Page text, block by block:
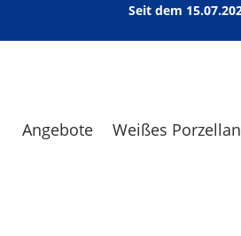
Seit dem
Angebote Weißes Porzellan